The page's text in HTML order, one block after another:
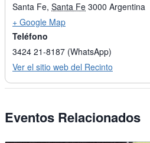
Santa Fe, Santa Fe 3000 Argentina
+ Google Map
Teléfono
3424 21-8187 (WhatsApp)
Ver el sitio web del Recinto
Eventos Relacionados